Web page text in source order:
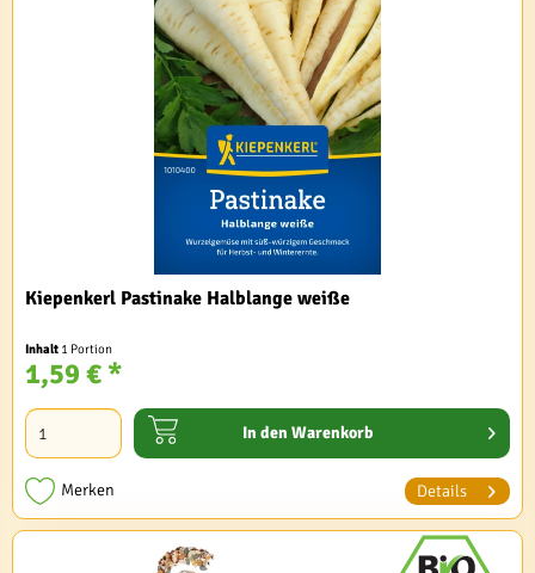
Kiepenkerl Pastinake Halblange weiße
Inhalt 1 Portion
1,59 € *
In den Warenkorb
Merken Details